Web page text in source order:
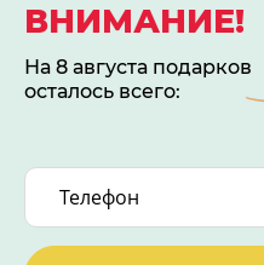
ВНИМАНИЕ!
На 8 августа подарков
осталось всего: